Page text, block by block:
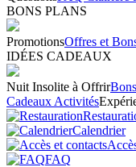
BONS PLANS
PromotionsOffres et
IDÉES CADEAUX
Nuit Insolite à Offrir
Cadeaux Activités
Calendrier
FAQ